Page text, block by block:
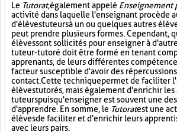
Le Tutorat, également appelé Enseignement
activité dans laquelle l'enseignant procède
d'élèves tuteurs à un ou quelques autres
peut prendre plusieurs formes. Cependant,
élèves sont sollicités pour enseigner à
tuteur-tutoré doit être formé en tenant
apprenants, de leurs différentes
facteur susceptible d'avoir des
contact. Cette technique permet de faciliter
élèves tutorés, mais également d'enrichir les
tuteurs puisqu'enseigner est souvent une
d'apprendre. En somme, le Tutoratest une
élèves de faciliter et d'enrichir leurs
avec leurs pairs.